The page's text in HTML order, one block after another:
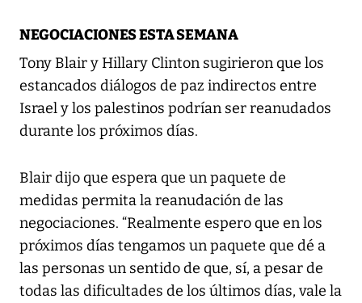
NEGOCIACIONES ESTA SEMANA
Tony Blair y Hillary Clinton sugirieron que los
estancados diálogos de paz indirectos entre
Israel y los palestinos podrían ser reanudados
durante los próximos días.
Blair dijo que espera que un paquete de
medidas permita la reanudación de las
negociaciones. “Realmente espero que en los
próximos días tengamos un paquete que dé a
las personas un sentido de que, sí, a pesar de
todas las dificultades de los últimos días, vale la